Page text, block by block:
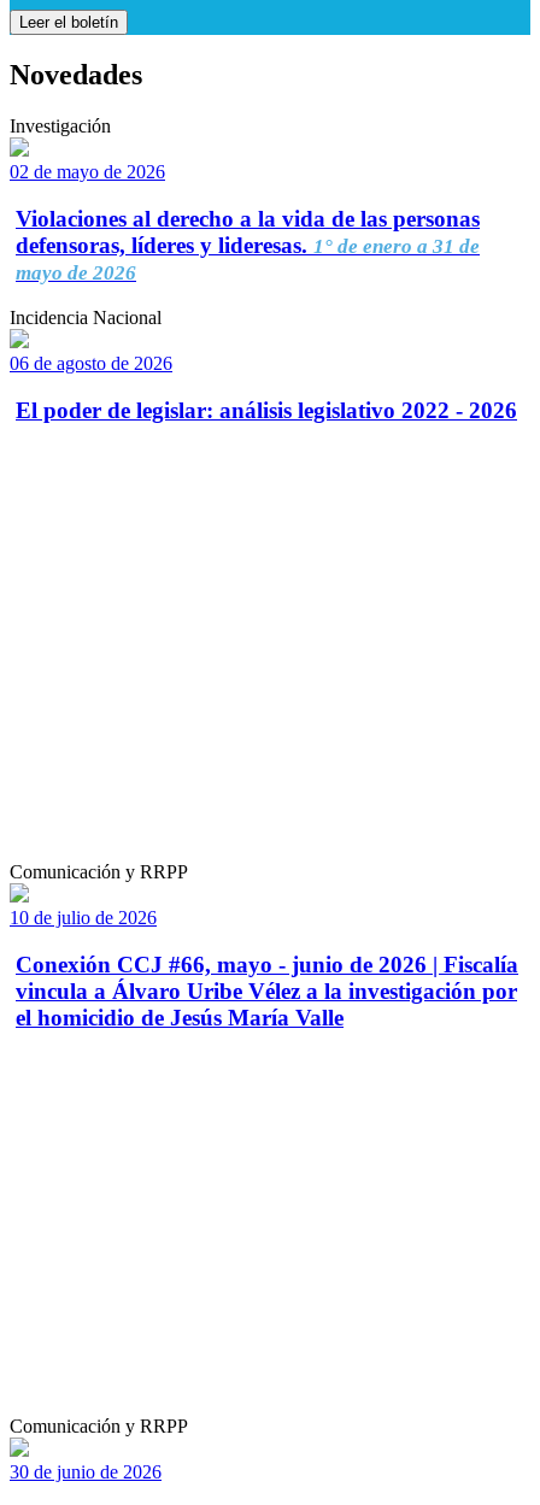
Leer el boletín
Novedades
Investigación
02 de mayo de 2026
Violaciones al derecho a la vida de las personas
defensoras, líderes y lideresas. 1° de enero a 31 de
mayo de 2026
Incidencia Nacional
06 de agosto de 2026
El poder de legislar: análisis legislativo 2022 - 2026
Comunicación y RRPP
10 de julio de 2026
Conexión CCJ #66, mayo - junio de 2026 | Fiscalía
vincula a Álvaro Uribe Vélez a la investigación por
el homicidio de Jesús María Valle
Comunicación y RRPP
30 de junio de 2026